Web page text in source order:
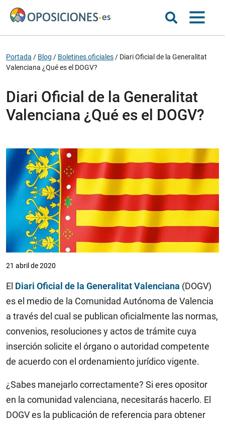
Portada / Blog / Boletines oficiales / Diari Oficial de la Generalitat
Valenciana ¿Qué es el DOGV?
Diari Oficial de la Generalitat
Valenciana ¿Qué es el DOGV?
21 abril de 2020
El Diari Oficial de la Generalitat Valenciana (DOGV)
es el medio de la Comunidad Autónoma de Valencia
a través del cual se publican oficialmente las normas,
convenios, resoluciones y actos de trámite cuya
inserción solicite el órgano o autoridad competente
de acuerdo con el ordenamiento jurídico vigente.
¿Sabes manejarlo correctamente? Si eres opositor
en la comunidad valenciana, necesitarás hacerlo. El
DOGV es la publicación de referencia para obtener